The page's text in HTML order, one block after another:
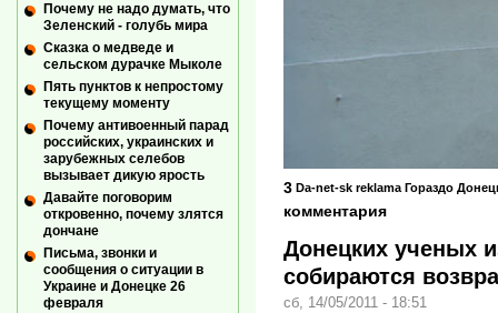
Da-net-sk reklama Гораздо
3
комментария
Донецких ученых
собираются
сб, 14/05/2011 - 18:51
Почему не надо думать, что
Зеленский - голубь мира
Сказка о медведе и
сельском дурачке Мыколе
Пять пунктов к непростому
текущему моменту
Почему антивоенный парад
российских, украинских и
зарубежных селебов
вызывает дикую ярость
Давайте поговорим
откровенно, почему злятся
дончане
Письма, звонки и
сообщения о ситуации в
Украине и Донецке 26
февраля